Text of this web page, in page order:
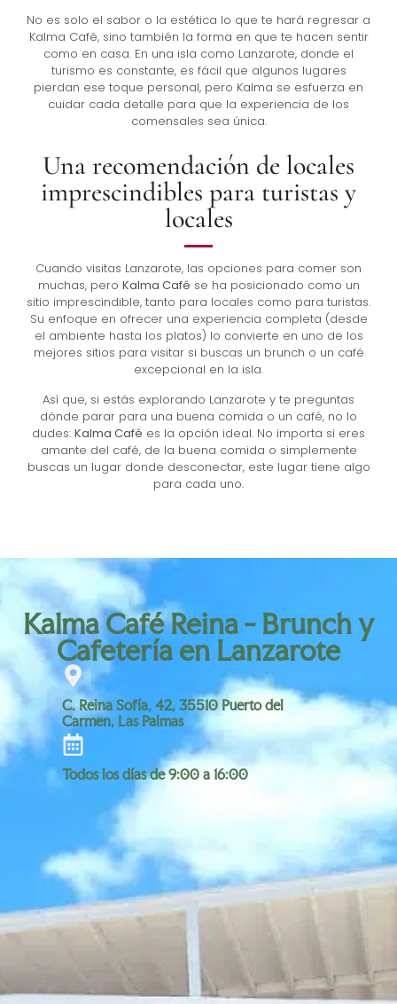
No es solo el sabor o la estética lo que te hará regresar a
Kalma Café, sino también la forma en que te hacen sentir
como en casa. En una isla como Lanzarote, donde el
turismo es constante, es fácil que algunos lugares
pierdan ese toque personal, pero Kalma se esfuerza en
cuidar cada detalle para que la experiencia de los
comensales sea única.
Una recomendación de locales
imprescindibles para turistas y
locales
Cuando visitas Lanzarote, las opciones para comer son
muchas, pero Kalma Café se ha posicionado como un
sitio imprescindible, tanto para locales como para turistas.
Su enfoque en ofrecer una experiencia completa (desde
el ambiente hasta los platos) lo convierte en uno de los
mejores sitios para visitar si buscas un brunch o un café
excepcional en la isla.
Así que, si estás explorando Lanzarote y te preguntas
dónde parar para una buena comida o un café, no lo
dudes: Kalma Café es la opción ideal. No importa si eres
amante del café, de la buena comida o simplemente
buscas un lugar donde desconectar, este lugar tiene algo
para cada uno.
Kalma Café Reina - Brunch y
Cafetería en Lanzarote
C. Reina Sofía, 42, 35510 Puerto del
Carmen, Las Palmas
Todos los días de 9:00 a 16:00